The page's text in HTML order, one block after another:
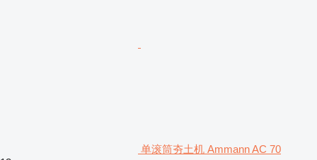
单滚筒夯土机 Ammann AC 70